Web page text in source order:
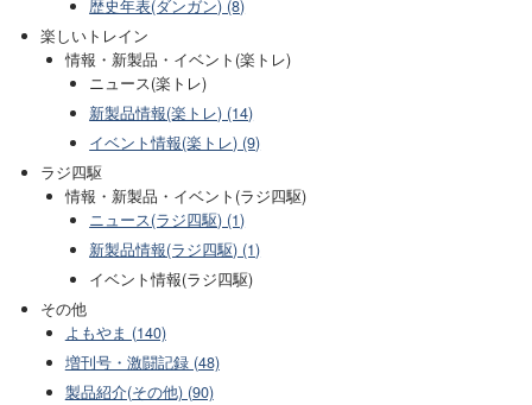
歴史年表(ダンガン) (8)
楽しいトレイン
情報・新製品・イベント(楽トレ)
ニュース(楽トレ)
新製品情報(楽トレ) (14)
イベント情報(楽トレ) (9)
ラジ四駆
情報・新製品・イベント(ラジ四駆)
ニュース(ラジ四駆) (1)
新製品情報(ラジ四駆) (1)
イベント情報(ラジ四駆)
その他
よもやま (140)
増刊号・激闘記録 (48)
製品紹介(その他) (90)